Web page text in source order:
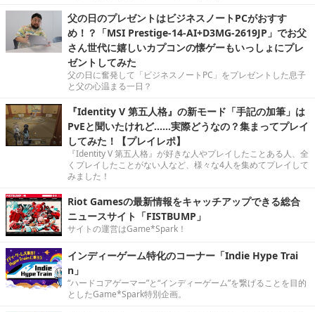
父の日のプレゼントはビジネスノートPCがおすす
め！？「MSI Prestige-14-AI+D3MG-2619JP」でお父
さん世代に嬉しいカプコンの懐ゲーもいっしょにプレ
ゼントしてみた
父の日に奮発して「ビジネスノートPC」をプレゼントした息子
と父の心温まる一日？
『Identity V 第五人格』の新モード「手記の加筆」は
PvEと聞いたけれど……実際どうなの？集まってプレイ
してみた！【プレイレポ】
『Identity V 第五人格』が好きな人やプレイしたことある人、全
くプレイしたことがない人など、様々な4人を集めてプレイして
みました！
Riot Gamesの最新情報をキャッチアップできる総合
ニュースサイト「FISTBUMP」
サイトの運営はGame*Spark！
インディーゲーム特化のコーナー「Indie Hype Trai
n」
“ハードコアゲーマー”と“インディーゲーム”を繋げることを目的
としたGame*Spark特別企画。